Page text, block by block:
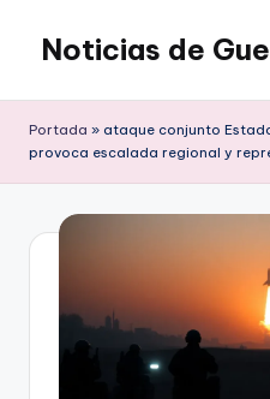
Saltar
contenido
Noticias de
Portada » ataque conjunto
provoca escalada regional y